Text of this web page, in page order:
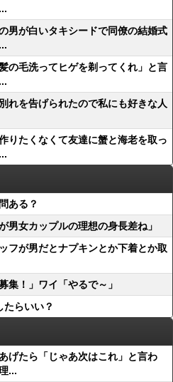
男が白いタキシードで同僚の結婚式
の毛洗ってヒゲを剃ってくれ」と言
れを告げられたので私にも好きな人
りたくなくて友達に蟹と海老を取っ
ある？
男女カップルの理想の身長差ね」
フが男だとナプキンとか下着とか取
集！」ワイ「やるで～」
らいい？
げたら「じゃあ次はこれ」と言わ
...